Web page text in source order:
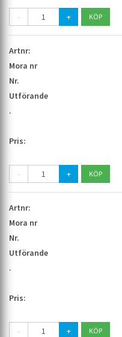
- +
- +
- +